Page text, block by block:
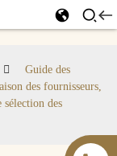
Guide des
des fournisseurs,
sélection des